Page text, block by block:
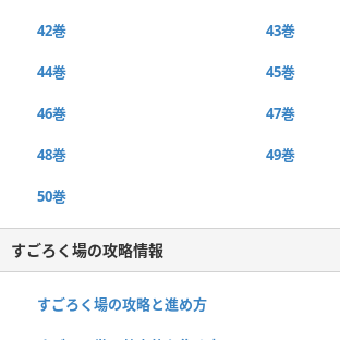
42巻 43巻
44巻 45巻
46巻 47巻
48巻 49巻
50巻
すごろく場の攻略情報
すごろく場の攻略と進め方